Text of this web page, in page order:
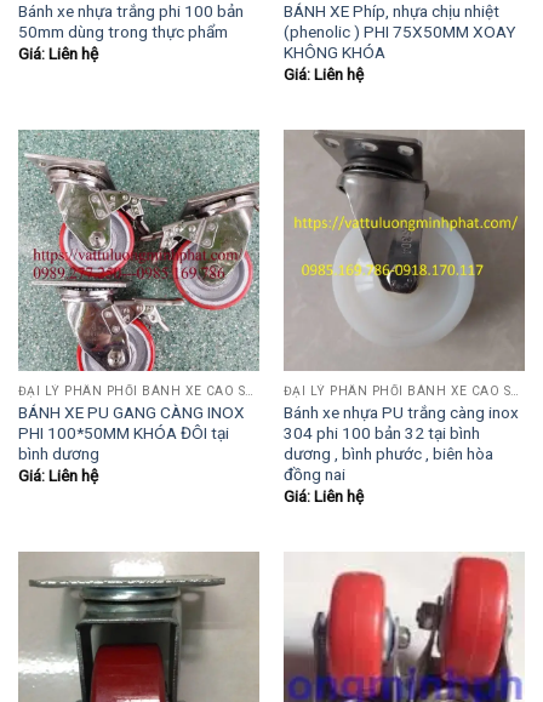
Bánh xe nhựa trắng phi 100 bản
50mm dùng trong thực phẩm
Giá: Liên hệ
BÁNH XE Phíp, nhựa chịu nhiệt
(phenolic ) PHI 75X50MM XOAY
KHÔNG KHÓA
Giá: Liên hệ
BÁNH XE PU GANG CÀNG INOX
PHI 100*50MM KHÓA ĐÔI tại
bình dương
Giá: Liên hệ
Bánh xe nhựa PU trắng càng inox
304 phi 100 bản 32 tại bình
dương , bình phước , biên hòa
đồng nai
Giá: Liên hệ